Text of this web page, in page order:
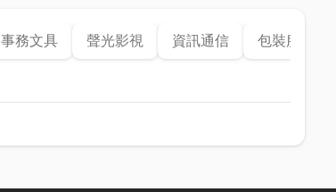
事務文具 聲光影視 資訊通信 包裝服務